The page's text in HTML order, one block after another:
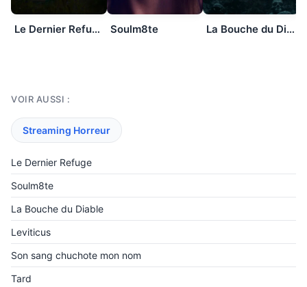
Le Dernier Refuge Soulm8te La Bouche du Diable
VOIR AUSSI :
Streaming Horreur
Le Dernier Refuge
Soulm8te
La Bouche du Diable
Leviticus
Son sang chuchote mon nom
Tard